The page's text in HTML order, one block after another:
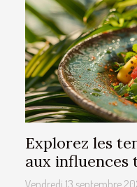
Explorez les
aux influences